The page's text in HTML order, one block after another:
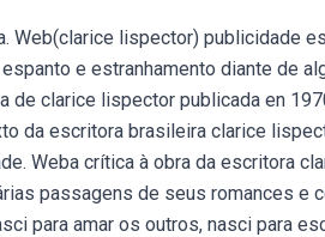
Web(clarice lispector) publicidade
e estranhamento diante de
de clarice lispector publicada en
da escritora brasileira clarice
Weba crítica à obra da escritora
passagens de seus romances e
para amar os outros, nasci para